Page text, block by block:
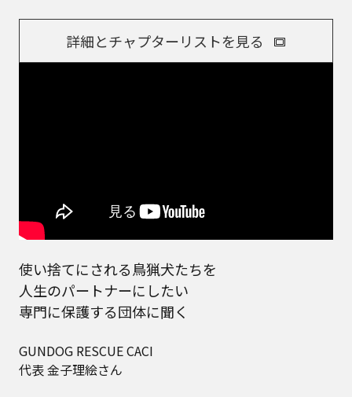
詳細とチャプターリストを見る
使い捨てにされる鳥猟犬たちを
人生のパートナーにしたい
専門に保護する団体に聞く
GUNDOG RESCUE CACI
代表 金子理絵さん